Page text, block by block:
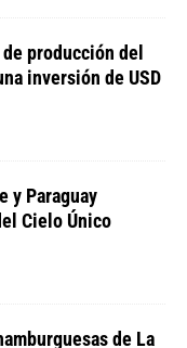
producción del
inversión de USD
y Paraguay
Cielo Único
de La